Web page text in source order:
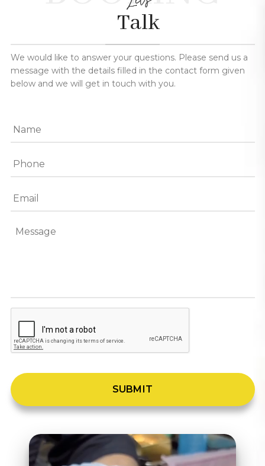
Talk
We would like to answer your questions. Please send us a
message with the details filled in the contact form given
below and we will get in touch with you.